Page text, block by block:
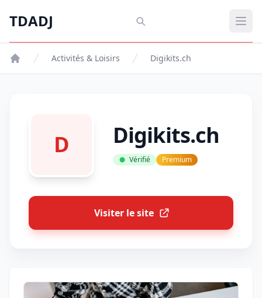
TDADJ
TDADJ
Activités & Loisirs Digikits.ch
D Digikits.ch
Vérifié Premium
Visiter le site